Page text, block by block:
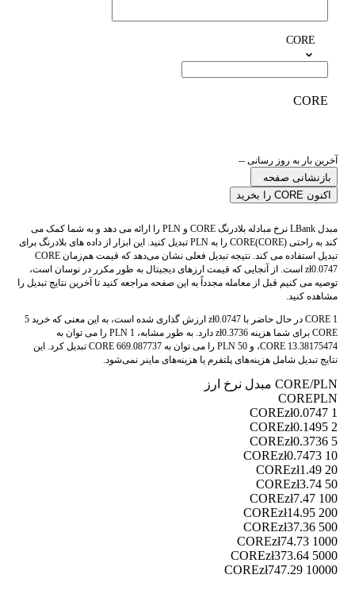
CORE
CORE
آخرین بار به روز رسانی --
بازنشانی صفحه
اکنون CORE را بخرید
مبدل LBank نرخ مبادله بلادرنگ CORE و PLN را ارائه می دهد و به شما کمک می
کند به راحتی CORE(CORE) را به PLN تبدیل کنید. این ابزار از داده های بلادرنگ برای
تبدیل استفاده می کند. نتیجه تبدیل فعلی نشان می‌دهد که قیمت هم‌زمان CORE
zł0.0747 است. از آنجایی که قیمت ارزهای دیجیتال به طور مکرر در نوسان است،
توصیه می کنیم قبل از معامله مجدداً به این صفحه مراجعه کنید تا آخرین نتایج تبدیل را
مشاهده کنید.
1 CORE در حال حاضر با zł0.0747 ارزش گذاری شده است، به این معنی که خرید 5
CORE برای شما هزینه zł0.3736 دارد. به طور مشابه، 1 PLN را می توان به
13.38175474 CORE، و 50 PLN را می توان به 669.087737 CORE تبدیل کرد. این
نتایج تبدیل شامل هزینه‌های پلتفرم یا هزینه‌های ماینر نمی‌شود.
CORE/PLN مبدل نرخ ارز
COREPLN
1 CORE
zł0.0747
2 CORE
zł0.1495
5 CORE
zł0.3736
10 CORE
zł0.7473
20 CORE
zł1.49
50 CORE
zł3.74
100 CORE
zł7.47
200 CORE
zł14.95
500 CORE
zł37.36
1000 CORE
zł74.73
5000 CORE
zł373.64
10000 CORE
zł747.29